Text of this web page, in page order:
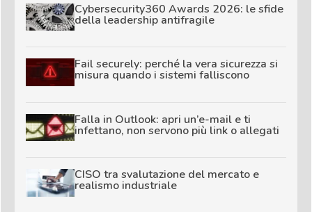
Cybersecurity360 Awards 2026: le sfide
della leadership antifragile
Fail securely: perché la vera sicurezza si
misura quando i sistemi falliscono
Falla in Outlook: apri un’e-mail e ti
infettano, non servono più link o allegati
CISO tra svalutazione del mercato e
realismo industriale